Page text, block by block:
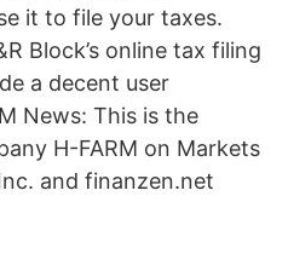
it to file your taxes.
Block’s online tax filing
a decent user
News: This is the
H-FARM on Markets
and finanzen.net